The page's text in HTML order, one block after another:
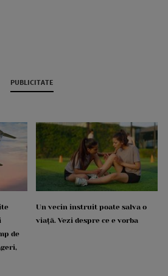
PUBLICITATE
de
Un vecin instruit poate salva o
viață. Vezi despre ce e vorba